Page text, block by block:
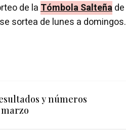
de laTómbola Salteñade
sortea de lunes a domingos.
y números
marzo